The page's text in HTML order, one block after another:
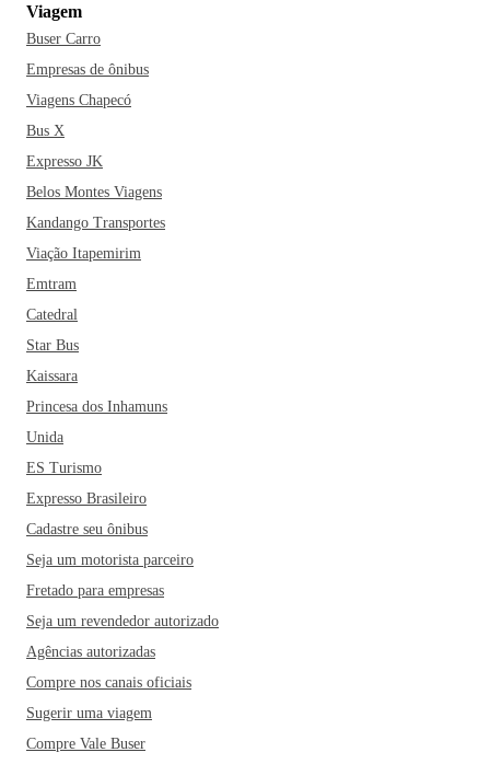
Viagem
Buser Carro
Empresas de ônibus
Viagens Chapecó
Bus X
Expresso JK
Belos Montes Viagens
Kandango Transportes
Viação Itapemirim
Emtram
Catedral
Star Bus
Kaissara
Princesa dos Inhamuns
Unida
ES Turismo
Expresso Brasileiro
Cadastre seu ônibus
Seja um motorista parceiro
Fretado para empresas
Seja um revendedor autorizado
Agências autorizadas
Compre nos canais oficiais
Sugerir uma viagem
Compre Vale Buser